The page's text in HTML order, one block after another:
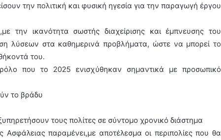
την πολιτική και φυσική ηγεσία για την παραγωγή έργου
την ικανότητα σωστής διαχείρισης και έμπνευσης του
λύσεων στα καθημερινά προβλήματα, ώστε να μπορεί το
του.
που το 2025 ενισχύθηκαν σημαντικά με προσωπικό
το βράδυ
τους πολίτες σε σύντομο χρονικό διάστημα
παραμένει,με αποτέλεσμα οι περιπολίες που θα